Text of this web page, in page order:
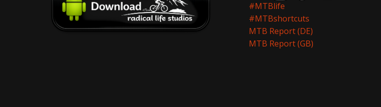
#MTBlife
#MTBshortcuts
MTB Report (DE)
MTB Report (GB)